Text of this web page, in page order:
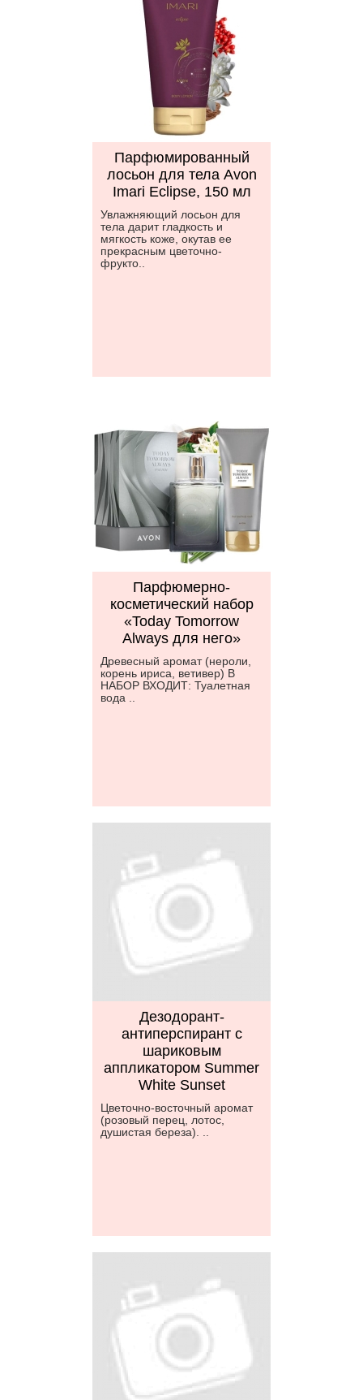
Парфюмированный
лосьон для тела Avon
Imari Eclipse, 150 мл
Увлажняющий лосьон для
тела дарит гладкость и
мягкость коже, окутав ее
прекрасным цветочно-
фрукто..
Парфюмерно-
косметический набор
«Today Tomorrow
Always для него»
Древесный аромат (нероли,
корень ириса, ветивер) В
НАБОР ВХОДИТ: Туалетная
вода ..
Дезодорант-
антиперспирант с
шариковым
аппликатором Summer
White Sunset
Цветочно-восточный аромат
(розовый перец, лотос,
душистая береза). ..